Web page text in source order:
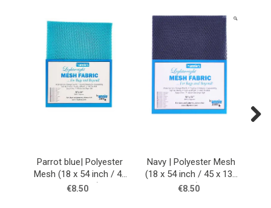
Parrot blue| Polyester
Mesh (18 x 54 inch / 45
x 135 cm)
€8.50
Navy | Polyester Mesh
(18 x 54 inch / 45 x 135
cm)
€8.50